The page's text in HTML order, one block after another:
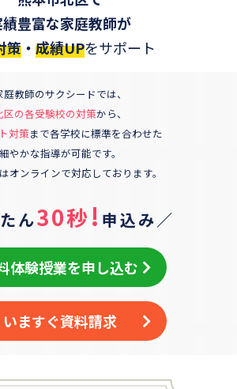
績豊富な家庭教師が
策 ・ 成績UPをサポート
庭教師のサクシードでは、
区の各受験校の対策から、
対策まで各学校に標準を合わせた
細やかな指導が可能です。
オンラインで対応しております。
ん30秒! 申込み／
体験授業を申し込む
いますぐ資料請求